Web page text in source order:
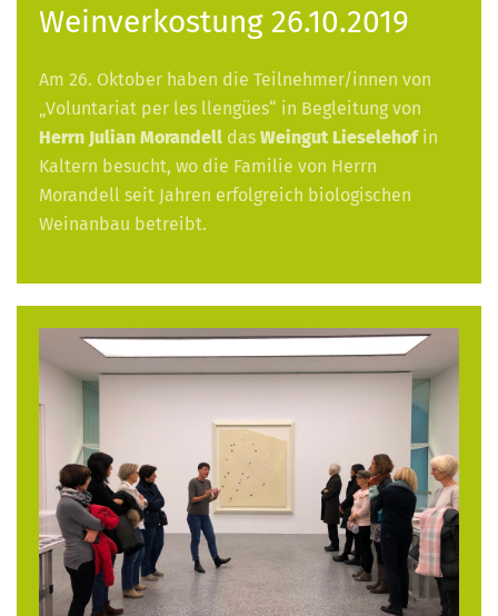
Weinverkostung 26.10.2019
Am 26. Oktober haben die Teilnehmer/innen von
„Voluntariat per les llengües“ in Begleitung von
Herrn Julian Morandell das Weingut Lieselehofin
Kaltern besucht, wo die Familie von Herrn
Morandell seit Jahren erfolgreich biologischen
Weinanbau betreibt.